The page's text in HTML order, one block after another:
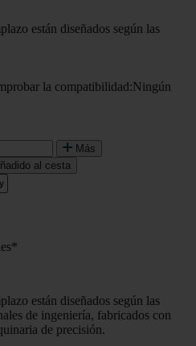
están diseñados según las
la compatibilidad:Ningún
Más
al cesta
están diseñados según las
de ingeniería, fabricados con
de precisión.